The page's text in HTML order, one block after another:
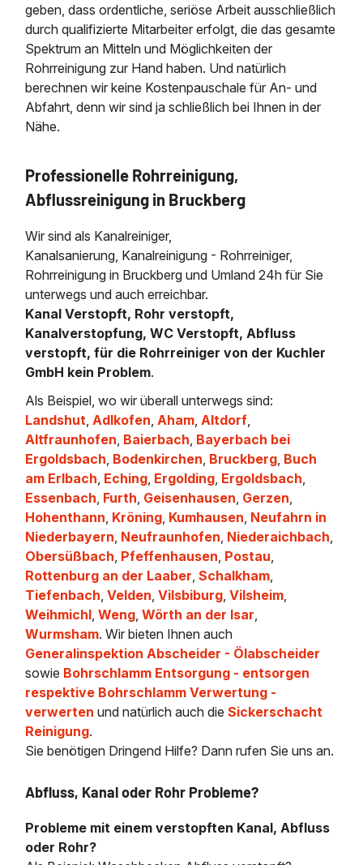
geben, dass ordentliche, seriöse Arbeit ausschließlich
durch qualifizierte Mitarbeiter erfolgt, die das gesamte
Spektrum an Mitteln und Möglichkeiten der
Rohrreinigung zur Hand haben. Und natürlich
berechnen wir keine Kostenpauschale für An- und
Abfahrt, denn wir sind ja schließlich bei Ihnen in der
Nähe.
Professionelle Rohrreinigung,
Abflussreinigung in Bruckberg
Wir sind als Kanalreiniger,
Kanalsanierung, Kanalreinigung - Rohrreiniger,
Rohrreinigung in Bruckberg und Umland 24h für Sie
unterwegs und auch erreichbar.
Kanal Verstopft, Rohr verstopft,
Kanalverstopfung, WC Verstopft, Abfluss
verstopft, für die Rohrreiniger von der Kuchler
GmbH kein Problem.
Als Beispiel, wo wir überall unterwegs sind:
Landshut,Adlkofen,Aham,Altdorf,
Altfraunhofen, Baierbach, Bayerbach bei
Ergoldsbach, Bodenkirchen, Bruckberg, Buch
am Erlbach, Eching, Ergolding, Ergoldsbach,
Essenbach, Furth, Geisenhausen, Gerzen,
Hohenthann, Kröning, Kumhausen, Neufahrn in
Niederbayern, Neufraunhofen, Niederaichbach,
Obersüßbach, Pfeffenhausen, Postau,
Rottenburg an der Laaber,Schalkham,
Tiefenbach,Velden,Vilsbiburg,Vilsheim,
Weihmichl,Weng,Wörth an der Isar,
Wurmsham. Wir bieten Ihnen auch
Generalinspektion Abscheider - Ölabscheider
sowie Bohrschlamm Entsorgung - entsorgen
respektive Bohrschlamm Verwertung -
verwerten und natürlich auch dieSickerschacht
Reinigung.
Sie benötigen Dringend Hilfe? Dann rufen Sie uns an.
Abfluss, Kanal oder Rohr Probleme?
Probleme mit einem verstopften Kanal, Abfluss
oder Rohr?